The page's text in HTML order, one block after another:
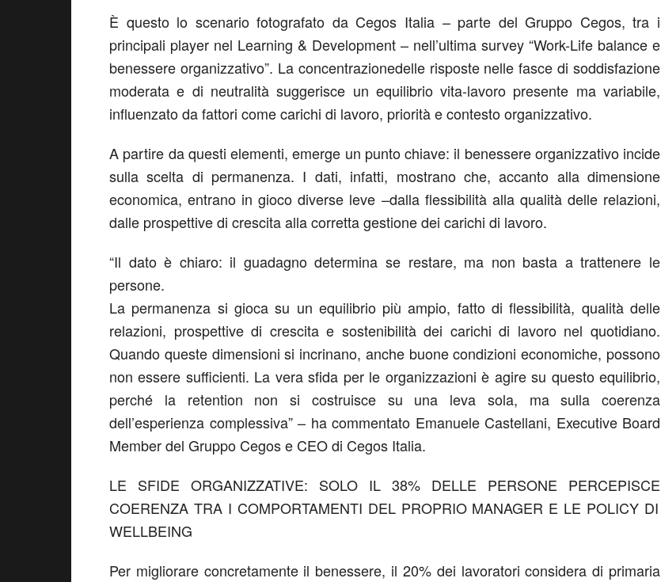
È questolo scenario fotografato da Cegos Italia – parte del Gruppo Cegos, tra i
principali player nel Learning & Development – nell’ultima survey “Work-Life balance e
benessere organizzativo”. La concentrazionedelle risposte nelle fasce di soddisfazione
moderata e di neutralità suggerisce un equilibrio vita-lavoro presente mavariabile,
influenzatodafattori comecarichi di lavoro, prioritàecontestoorganizzativo.
A partire da questi elementi,emerge un punto chiave: il benessere organizzativo incide
sulla scelta di permanenza. I dati, infatti, mostrano che,accanto alladimensione
economica,entrano ingioco diverse leve –dalla flessibilità alla qualitàdelle relazioni,
dalle prospettivedi crescitaallacorrettagestionedei carichi di lavoro.
“Il dato è chiaro: il guadagno determina se restare, ma non basta a trattenere le
persone.
La permanenza si gioca su un equilibrio più ampio, fatto di flessibilità, qualità delle
relazioni, prospettive di crescita e sostenibilitàdei carichidi lavoro nel quotidiano.
Quando queste dimensioni si incrinano, anche buone condizioni economiche, possono
non essere sufficienti. La vera sfida per le organizzazioni è agire su questo equilibrio,
perché la retention non si costruisce su una leva sola, ma sulla coerenza
dell’esperienza complessiva” – ha commentato Emanuele Castellani, Executive Board
Memberdel Gruppo Cegose CEO di Cegos Italia.
LE SFIDE ORGANIZZATIVE: SOLO IL 38% DELLE PERSONE PERCEPISCE
COERENZA TRA I COMPORTAMENTI DEL PROPRIO MANAGER E LE POLICY DI
WELLBEING
Per migliorare concretamente il benessere, il 20% dei lavoratori considera di primaria